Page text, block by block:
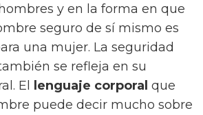
y en la forma en que
seguro de sí mismo es
una mujer. La seguridad
se refleja en su
El
lenguaje corporal que
puede decir mucho sobre